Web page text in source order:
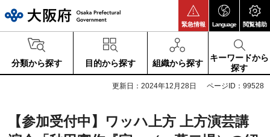
緊急情報 Language 閲覧補助
分類から探す 目的から探す 組織から探す
キーワードから
探す
更新日：2024年12月28日 ページID：99528
【参加受付中】ワッハ上方 上方演芸講